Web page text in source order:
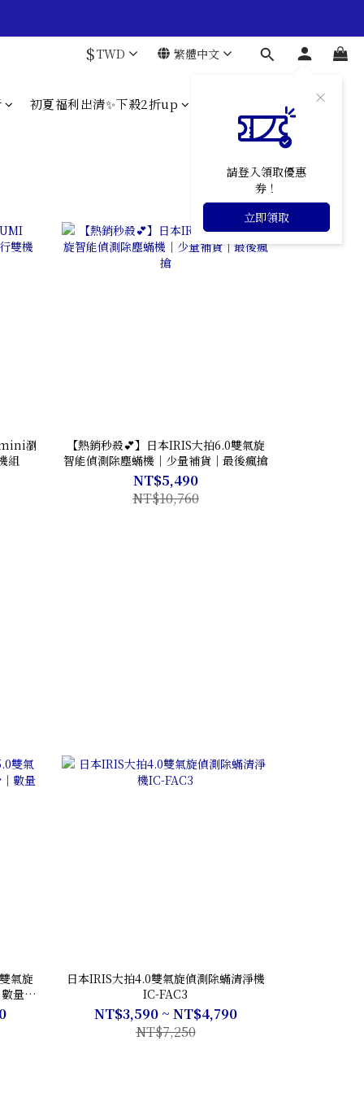
$TWD 繁體中文
請登入領取優惠
券！
立即領取
初夏福利出清✨下殺2折up
瀏
組
【熱銷秒殺💕】日本IRIS大拍6.0雙氣旋
智能偵測除塵蟎機｜少量補貨｜最後瘋搶
NT$5,490
NT$10,760
氣旋
量有
日本IRIS大拍4.0雙氣旋偵測除蟎清淨機
IC-FAC3
NT$3,590 ~ NT$4,790
NT$7,250